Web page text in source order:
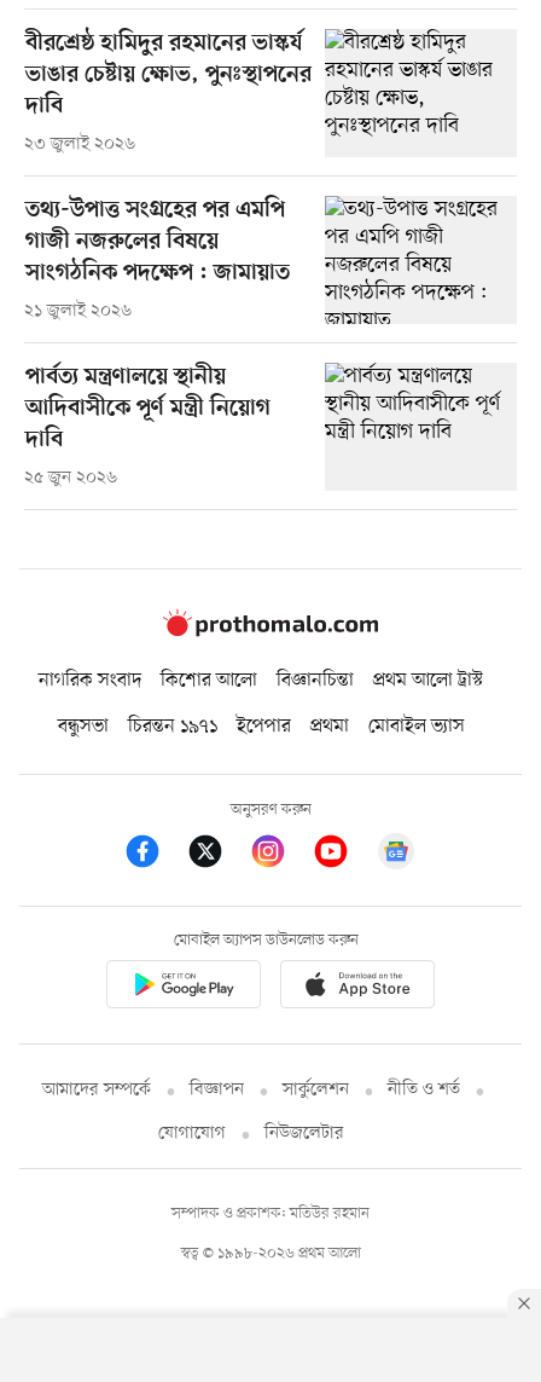
বীরশ্রেষ্ঠ হামিদুর রহমানের ভাস্কর্য
ভাঙার চেষ্টায় ক্ষোভ, পুনঃস্থাপনের
দাবি
২৩ জুলাই ২০২৬
তথ্য-উপাত্ত সংগ্রহের পর এমপি
গাজী নজরুলের বিষয়ে
সাংগঠনিক পদক্ষেপ : জামায়াত
২১ জুলাই ২০২৬
পার্বত্য মন্ত্রণালয়ে স্থানীয়
আদিবাসীকে পূর্ণ মন্ত্রী নিয়োগ
দাবি
২৫ জুন ২০২৬
নাগরিক সংবাদ কিশোর আলো বিজ্ঞানচিন্তা
প্রথম আলো ট্রাস্ট
বন্ধুসভা
চিরন্তন ১৯৭১ ইপেপার প্রথমা মোবাইল ভ্যাস
অনুসরণ করুন
মোবাইল অ্যাপস ডাউনলোড করুন
আমাদের সম্পর্কে বিজ্ঞাপন সার্কুলেশন
নীতি ও শর্ত
যোগাযোগ
নিউজলেটার
স্বত্ব © ১৯৯৮-২০২৬ প্রথম আলো
সম্পাদক ও প্রকাশক: মতিউর রহমান